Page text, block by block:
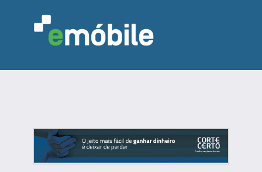
INDÚSTRIA MARCENARIA
DESIGN & DECORAÇÃO
INDICADORES
FEIRAS NOTÍCIAS